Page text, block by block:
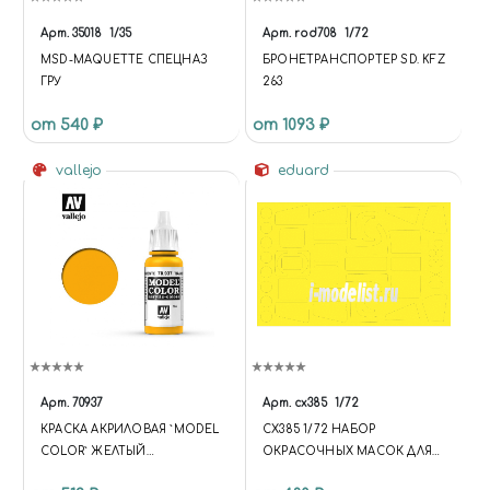
"HTTPS://SCHEMA.ORG",
"@TYPE": "STORE", "NAME":
КРАСОК, АЭРОГРАФОВ И
МОДЕЛИЗМА. ДОСТАВКА ПО
"HTTPS://MIRACLE-WORLD.RU",
"LOGO": "HTTPS://MIRACLE-
WORLD.RU/INCLUDE/LOGOTY
PE.PNG", "IMAGE":
"HTTPS://MIRACLE-
WORLD.RU/INCLUDE/LOGOTY
"+79191212207", "EMAIL":
"MIRACLE-WORLD@MAIL.RU",
Арт. 35018 1/35
MSD-MAQUETTE СПЕЦНАЗ
ГРУ
от 540 ₽
Арт. rod708 1/72
БРОНЕТРАНСПОРТЕР SD. KFZ
263
от 1093 ₽
vallejo
Арт. 70937
КРАСКА АКРИЛОВАЯ `MODEL
COLOR` ЖЕЛТЫЙ
eduard
Арт. cx385 1/72
CX385 1/72 НАБОР
ОКРАСОЧНЫХ МАСОК ДЛЯ